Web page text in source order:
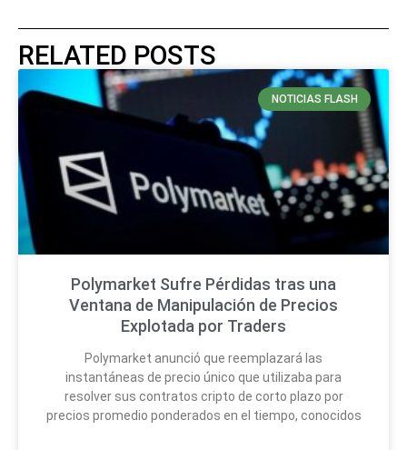
RELATED POSTS
NOTICIAS FLASH
Polymarket Sufre Pérdidas tras una
Ventana de Manipulación de Precios
Explotada por Traders
Polymarket anunció que reemplazará las
instantáneas de precio único que utilizaba para
resolver sus contratos cripto de corto plazo por
precios promedio ponderados en el tiempo, conocidos